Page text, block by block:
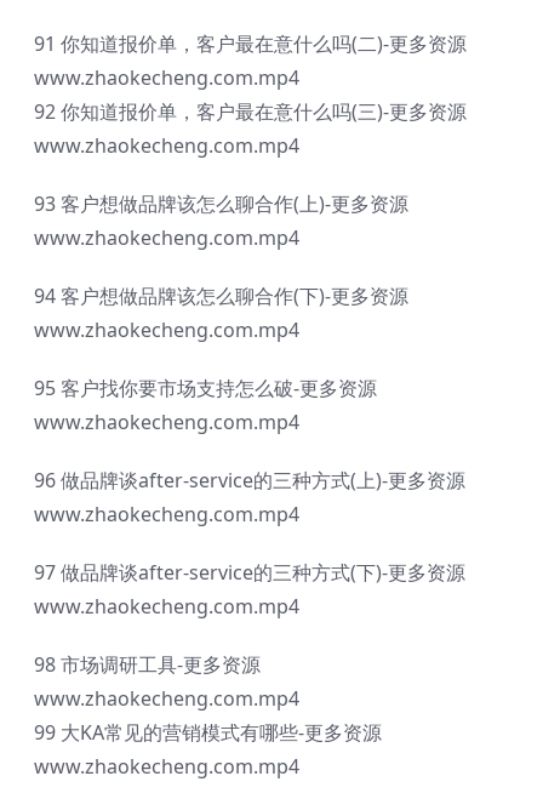
91 你知道报价单，客户最在意什么吗(二)-更多资源
www.zhaokecheng.com.mp4
92 你知道报价单，客户最在意什么吗(三)-更多资源
www.zhaokecheng.com.mp4
93 客户想做品牌该怎么聊合作(上)-更多资源
www.zhaokecheng.com.mp4
94 客户想做品牌该怎么聊合作(下)-更多资源
www.zhaokecheng.com.mp4
95 客户找你要市场支持怎么破-更多资源
www.zhaokecheng.com.mp4
96 做品牌谈after-service的三种方式(上)-更多资源
www.zhaokecheng.com.mp4
97 做品牌谈after-service的三种方式(下)-更多资源
www.zhaokecheng.com.mp4
98 市场调研工具-更多资源
www.zhaokecheng.com.mp4
99 大KA常见的营销模式有哪些-更多资源
www.zhaokecheng.com.mp4